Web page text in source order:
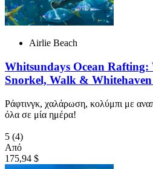
Airlie Beach
Whitsundays Ocean Rafting:
Snorkel, Walk & Whitehaven
Ράφτινγκ, χαλάρωση, κολύμπι με
όλα σε μία ημέρα!
5 (4)
Από
175,94 $